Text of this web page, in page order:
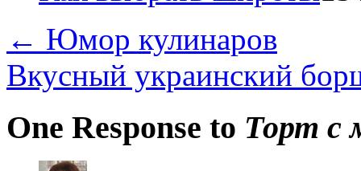
← Юмор кулинаров
Вкусный украинский
One Response to Торт с